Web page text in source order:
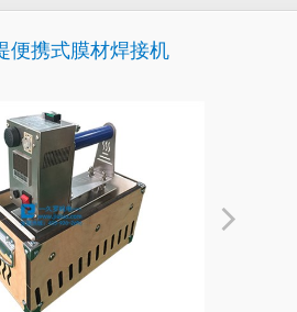
便携式膜材焊接机